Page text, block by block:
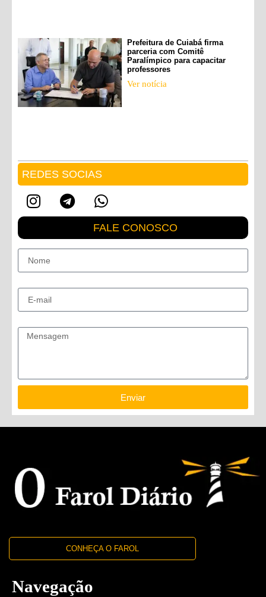
Prefeitura de Cuiabá firma
parceria com Comitê
Paralímpico para capacitar
professores
Ver notícia
REDES SOCIAS
FALE CONOSCO
Enviar
CONHEÇA O FAROL
Navegação